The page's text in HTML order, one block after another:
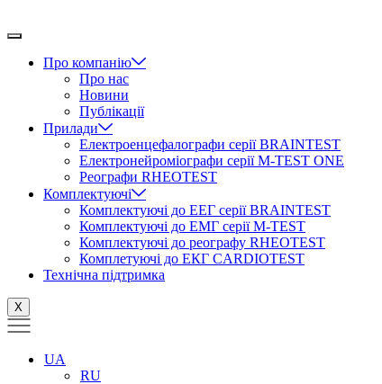
до
Про компанію
Про нас
Новини
Публікації
Прилади
Електроенцефалографи серії BRAINTEST
Електронейроміографи серії M-TEST ONE
Реографи RHEOTEST
Комплектуючі
Комплектуючі до ЕЕГ серії BRAINTEST
Комплектуючі до ЕМГ серії M-TEST
Комплектуючі до реографу RHEOTEST
Комплетуючі до ЕКГ CARDIOTEST
Технічна підтримка
X
UA
RU